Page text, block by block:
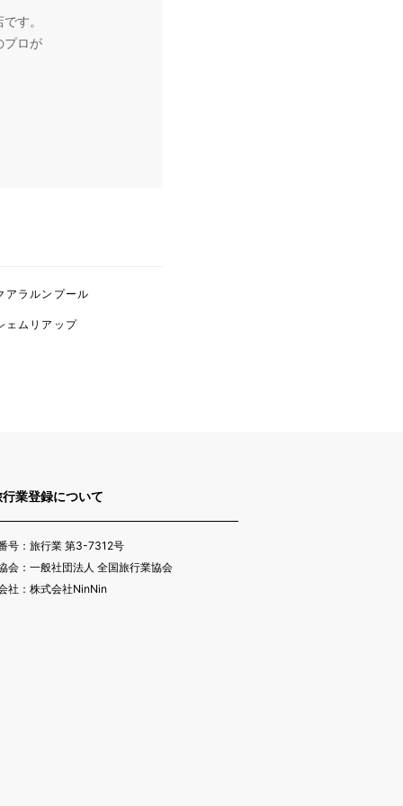
す。
プロが
アラルンプール
ェムリアップ
業登録について
号：旅行業 第3-7312号
会：一般社団法人 全国旅行業協会
社：株式会社NinNin